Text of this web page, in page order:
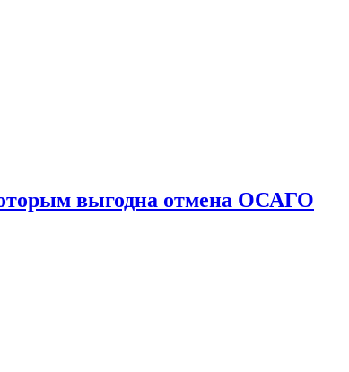
выгодна отмена ОСАГО